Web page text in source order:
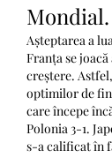
Mondial.
Așteptarea a
Franța se
creștere.
optimilor de
care începe
Polonia 3-1.
s-a calificat în